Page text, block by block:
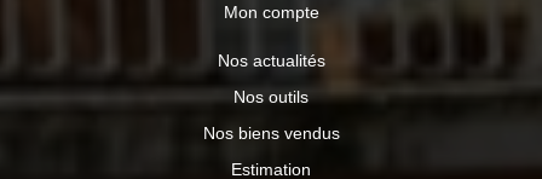
Mon compte
Nos actualités
Nos outils
Nos biens vendus
Estimation